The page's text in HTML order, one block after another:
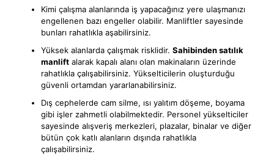
Kimi çalışma alanlarında iş yapacağınız yere ulaşmanızı
engellenen bazı engeller olabilir. Manliftler sayesinde
bunları rahatlıkla aşabilirsiniz.
Yüksek alanlarda çalışmak risklidir. Sahibinden satılık
manliftalarak kapalı alanı olan makinaların üzerinde
rahatlıkla çalışabilirsiniz. Yükselticilerin oluşturduğu
güvenli ortamdan yararlanabilirsiniz.
Dış cephelerde cam silme, ısı yalıtım döşeme, boyama
gibi işler zahmetli olabilmektedir. Personel yükselticiler
sayesinde alışveriş merkezleri, plazalar, binalar ve diğer
bütün çok katlı alanların dışında rahatlıkla
çalışabilirsiniz.